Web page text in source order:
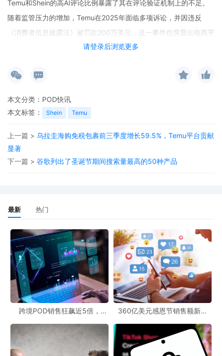
请登录后浏览更多
Temu和Shein的高AI评论比例暴露了其在评论验证机制上的不足。
随着监管压力的增加，Temu在2025年面临多项诉讼，并因违反
《消费者信息披露法》被罚款200万美元，这一事件也突显出电商平
台在管理内容真实性上所面临的挑战。
本文分类： POD快讯
本文标签：
Shein Temu
上一篇 > 乌拉圭海购免税包裹前三季度增长59.5%，Temu平台贡献
显著
下一篇 > 谷歌列出了圣诞节期间搜索量最高的50种产品
最新 热门
跨境POD销售狂飙近5倍，
360亿美元感恩节销售额新纪
新风潮！